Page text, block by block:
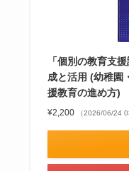
「個別の教育支
成と活用 (幼稚園
援教育の進め方)
¥2,200 （2026/06/24